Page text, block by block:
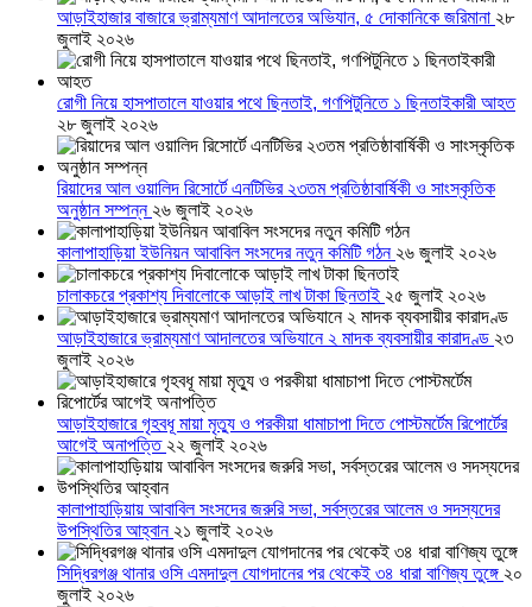
আড়াইহাজার বাজারে ভ্রাম্যমাণ আদালতের অভিযান, ৫ দোকানিকে জরিমানা ২৮
জুলাই ২০২৬
রোগী নিয়ে হাসপাতালে যাওয়ার পথে ছিনতাই, গণপিটুনিতে ১ ছিনতাইকারী আহত
২৮ জুলাই ২০২৬
রিয়াদের আল ওয়ালিদ রিসোর্টে এনটিভির ২৩তম প্রতিষ্ঠাবার্ষিকী ও সাংস্কৃতিক
অনুষ্ঠান সম্পন্ন ২৬ জুলাই ২০২৬
কালাপাহাড়িয়া ইউনিয়ন আবাবিল সংসদের নতুন কমিটি গঠন ২৬ জুলাই ২০২৬
চালাকচরে প্রকাশ্য দিবালোকে আড়াই লাখ টাকা ছিনতাই ২৫ জুলাই ২০২৬
আড়াইহাজারে ভ্রাম্যমাণ আদালতের অভিযানে ২ মাদক ব্যবসায়ীর কারাদণ্ড ২৩
জুলাই ২০২৬
আড়াইহাজারে গৃহবধূ মায়া মৃত্যু ও পরকীয়া ধামাচাপা দিতে পোস্টমর্টেম রিপোর্টের
আগেই অনাপত্তি ২২ জুলাই ২০২৬
কালাপাহাড়িয়ায় আবাবিল সংসদের জরুরি সভা, সর্বস্তরের আলেম ও সদস্যদের
উপস্থিতির আহ্বান ২১ জুলাই ২০২৬
সিদ্ধিরগঞ্জ থানার ওসি এমদাদুল যোগদানের পর থেকেই ৩৪ ধারা বাণিজ্য তুঙ্গে ২০
জুলাই ২০২৬